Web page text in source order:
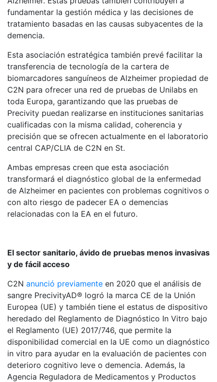
fundamentar la gestión médica y las decisiones de
tratamiento basadas en las causas subyacentes de la
demencia.
Esta asociación estratégica también prevé facilitar la
transferencia de tecnología de la cartera de
biomarcadores sanguíneos de Alzheimer propiedad de
C2N para ofrecer una red de pruebas de Unilabs en
toda Europa, garantizando que las pruebas de
Precivity puedan realizarse en instituciones sanitarias
cualificadas con la misma calidad, coherencia y
precisión que se ofrecen actualmente en el laboratorio
central CAP/CLIA de C2N en St.
Ambas empresas creen que esta asociación
transformará el diagnóstico global de la enfermedad
de Alzheimer en pacientes con problemas cognitivos o
con alto riesgo de padecer EA o demencias
relacionadas con la EA en el futuro.
El sector sanitario, ávido de pruebas menos invasivas
y de fácil acceso
C2N anunció previamente en 2020 que el análisis de
sangre PrecivityAD® logró la marca CE de la Unión
Europea (UE) y también tiene el estatus de dispositivo
heredado del Reglamento de Diagnóstico In Vitro bajo
el Reglamento (UE) 2017/746, que permite la
disponibilidad comercial en la UE como un diagnóstico
in vitro para ayudar en la evaluación de pacientes con
deterioro cognitivo leve o demencia. Además, la
Agencia Reguladora de Medicamentos y Productos